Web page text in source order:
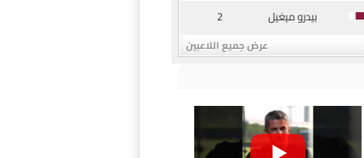
بيدرو ميغيل
2
عرض جميع اللاعبين